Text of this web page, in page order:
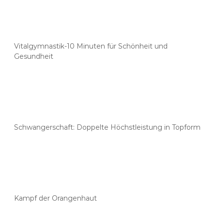
Vitalgymnastik-10 Minuten für Schönheit und
Gesundheit
Schwangerschaft: Doppelte Höchstleistung in Topform
Kampf der Orangenhaut